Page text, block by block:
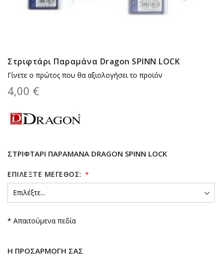
Στριφτάρι Παραμάνα Dragon SPINN LOCK
Γίνετε ο πρώτος που θα αξιολογήσει το προϊόν
4,00 €
ΣΤΡΙΦΤΆΡΙ ΠΑΡΑΜΆΝΑ DRAGON SPINN LOCK
ΕΠΙΛΈΞΤΕ ΜΈΓΕΘΟΣ:
* Απαιτούμενα πεδία
Η ΠΡΟΣΑΡΜΟΓΉ ΣΑΣ